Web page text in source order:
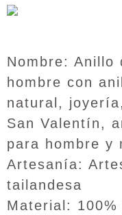
Nombre: Anillo
hombre con
natural,
San Valentín,
para hombre y
Artesanía:
tailandesa
Material: